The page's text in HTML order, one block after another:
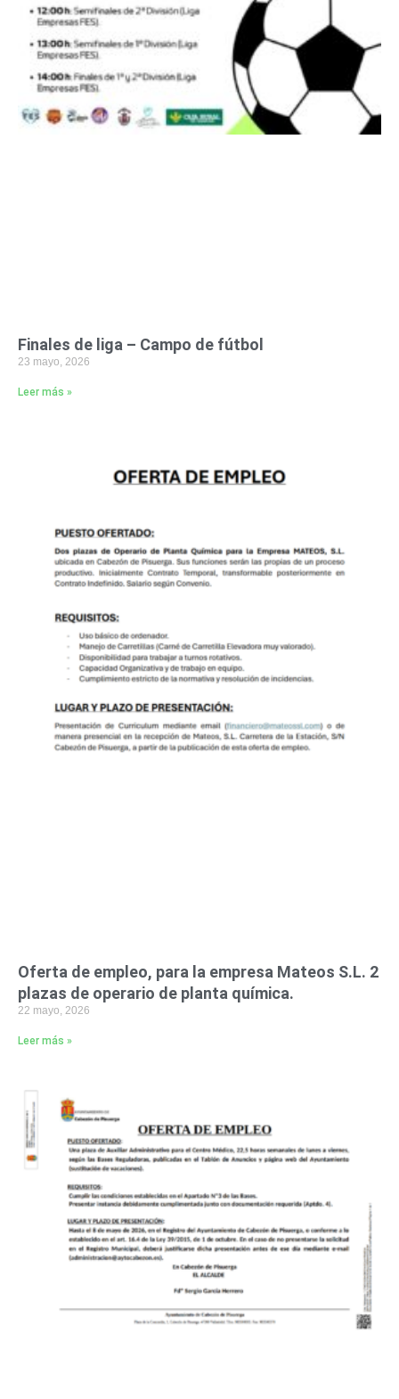
Finales de liga – Campo de fútbol
23 mayo, 2026
Leer más »
Oferta de empleo, para la empresa Mateos S.L. 2
plazas de operario de planta química.
22 mayo, 2026
Leer más »